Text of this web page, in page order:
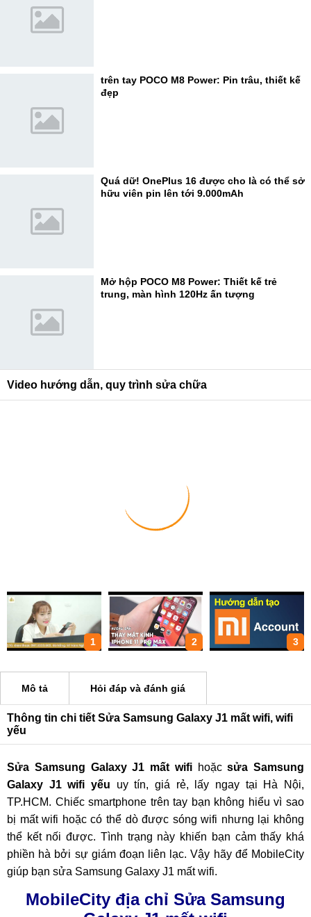
trên tay POCO M8 Power: Pin trâu, thiết kế
đẹp
Quá dữ! OnePlus 16 được cho là có thể sở
hữu viên pin lên tới 9.000mAh
Mở hộp POCO M8 Power: Thiết kế trẻ
trung, màn hình 120Hz ấn tượng
Video hướng dẫn, quy trình sửa chữa
1 2 3
Mô tả Hỏi đáp và đánh giá
Thông tin chi tiết Sửa Samsung Galaxy J1 mất wifi, wifi
yếu
Sửa Samsung Galaxy J1 mất wifi hoặcsửa Samsung
Galaxy J1 wifi yếu uy tín, giá rẻ, lấy ngay tại Hà Nội,
TP.HCM. Chiếc smartphone trên tay bạn không hiểu vì sao
bị mất wifi hoặc có thể dò được sóng wifi nhưng lại không
thể kết nối được. Tình trạng này khiến bạn cảm thấy khá
phiền hà bởi sự giám đoạn liên lạc. Vậy hãy để MobileCity
giúp bạn sửa Samsung Galaxy J1 mất wifi.
MobileCity địa chỉ Sửa Samsung